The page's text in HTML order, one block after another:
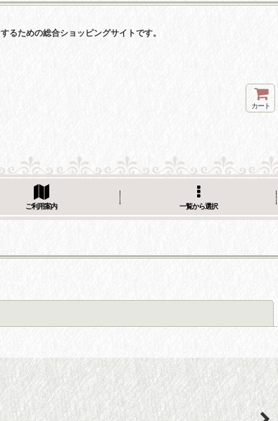
ための総合ショッピングサイトです。
カート
ご利用案内 一覧から選択